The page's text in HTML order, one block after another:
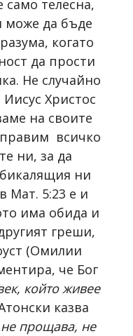
само телесна,
може да бъде
когато
да прости
Не случайно
Христос
нa своите
всичко
ни, за да
ни
Мат. 5:23 е и
има обида и
греши,
(Омилии
че Бог
който живее
казва
прощава, не